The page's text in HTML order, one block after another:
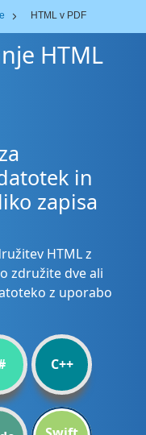
HTML v PDF
HTML
in
zapisa
HTML z
združite dve ali
z uporabo
C++